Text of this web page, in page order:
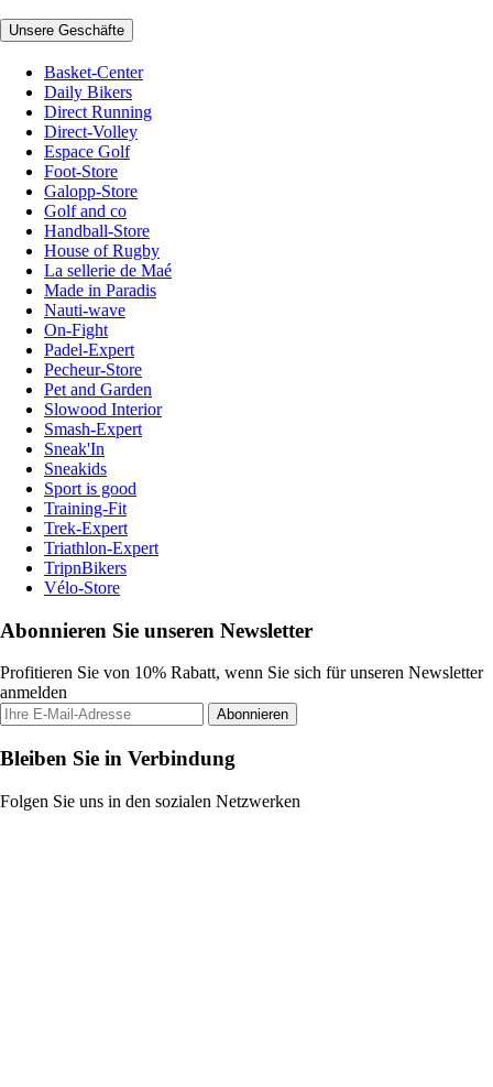
Unsere Geschäfte
Basket-Center
Daily Bikers
Direct Running
Direct-Volley
Espace Golf
Foot-Store
Galopp-Store
Golf and co
Handball-Store
House of Rugby
La sellerie de Maé
Made in Paradis
Nauti-wave
On-Fight
Padel-Expert
Pecheur-Store
Pet and Garden
Slowood Interior
Smash-Expert
Sneak'In
Sneakids
Sport is good
Training-Fit
Trek-Expert
Triathlon-Expert
TripnBikers
Vélo-Store
Abonnieren Sie unseren Newsletter
Profitieren Sie von 10% Rabatt, wenn Sie sich für unseren Newsletter
anmelden
Abonnieren
Bleiben Sie in Verbindung
Folgen Sie uns in den sozialen Netzwerken